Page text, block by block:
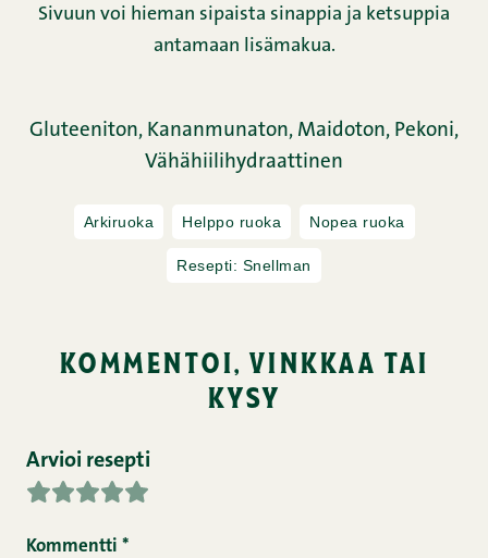
Sivuun voi hieman sipaista sinappia ja ketsuppia
antamaan lisämakua.
Gluteeniton, Kananmunaton, Maidoton, Pekoni,
Vähähiilihydraattinen
Arkiruoka Helppo ruoka Nopea ruoka
Resepti: Snellman
kommentoi, vinkkaa tai
kysy
Arvioi resepti
Kommentti *